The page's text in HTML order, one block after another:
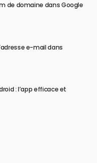
de domaine dans Google
e-mail dans
: l’app efficace et